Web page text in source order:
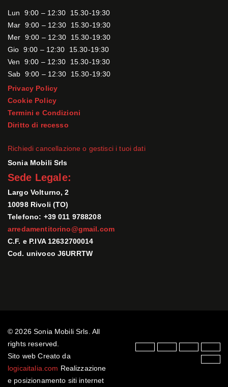
Lun 9:00 – 12:30 15.30-19:30
Mar 9:00 – 12:30 15.30-19:30
Mer 9:00 – 12:30 15.30-19:30
Gio 9:00 – 12:30 15.30-19:30
Ven 9:00 – 12:30 15.30-19:30
Sab 9:00 – 12:30 15.30-19:30
Privacy Policy
Cookie Policy
Termini e Condizioni
Diritto di recesso
Richiedi cancellazione o gestisci i tuoi dati
Sonia Mobili Srls
Sede Legale:
Largo Volturno, 2
10098 Rivoli (TO)
Telefono: +39 011 9788208
arredamentitorino@gmail.com
C.F. e P.IVA 12632700014
Cod. univoco J6URRTW
© 2026 Sonia Mobili Srls. All
rights reserved.
Sito web Creato da
logicaitalia.com Realizzazione
e posizionamento siti internet